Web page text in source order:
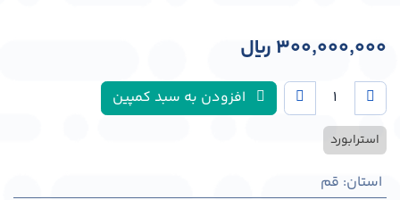
300,000,000 ﷼
افزودن به سبد کمپین
استرابورد
استان: قم